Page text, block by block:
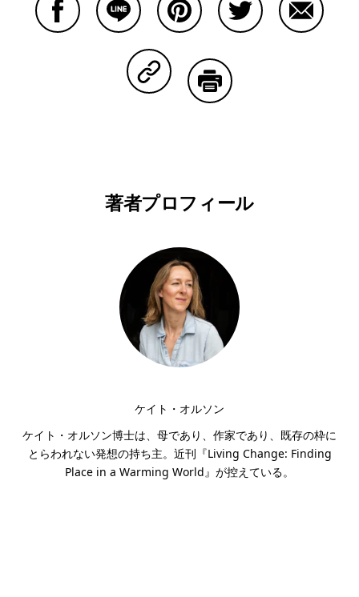
Copy Linkで共有する
著者プロフィール
ケイト・オルソン
ケイト・オルソン博士は、母であり、作家であり、既存の枠に
とらわれない発想の持ち主。近刊『Living Change: Finding
Place in a Warming World』が控えている。